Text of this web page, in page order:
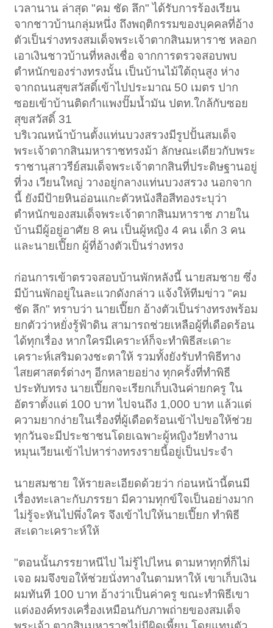
เวลานาน ล่าสุด "คม ชัด ลึก" ได้รับการร้องเรียน
จากชาวบ้านกลุ่มหนึ่ง ถึงพฤติกรรมของบุคคลที่อ้าง
ตัวเป็นร่างทรงสมเด็จพระเจ้าตากสินมหาราช หลอก
เอาเงินชาวบ้านที่หลงเชื่อ จากการตรวจสอบพบ
ตำหนักของร่างทรงนั้น เป็นบ้านไม้ใต้ถุนสูง ห่าง
จากถนนสุขสวัสดิ์เข้าไปประมาณ 50 เมตร ปาก
ซอยเข้าบ้านติดกำแพงปั๊มน้ำมัน ปตท.ใกล้กับซอย
สุขสวัสดิ์ 31
บริเวณหน้าบ้านตั้งแท่นบวงสรวงมีรูปปั้นสมเด็จ
พระเจ้าตากสินมหาราชทรงม้า ลักษณะเดียวกับพระ
ราชานุสาวรีย์สมเด็จพระเจ้าตากสินที่ประดิษฐานอยู่
ที่วง เวียนใหญ่ วางอยู่กลางแท่นบวงสรวง นอกจาก
นี้ ยังมีป้ายหินอ่อนแกะตัวหนังสือสีทองระบุว่า
ตำหนักของสมเด็จพระเจ้าตากสินมหาราช ภายใน
บ้านมีผู้อยู่อาศัย 8 คน เป็นผู้หญิง 4 คน เด็ก 3 คน
และนายเปี๊ยก ผู้ที่อ้างตัวเป็นร่างทรง
ก่อนการเข้าตรวจสอบบ้านพักหลังนี้ นายสมชาย ซึ่ง
มีบ้านพักอยู่ในละแวกดังกล่าว แจ้งให้ทีมข่าว "คม
ชัด ลึก" ทราบว่า นายเปี๊ยก อ้างตัวเป็นร่างทรงพร้อม
ยกตัวว่าหยั่งรู้ฟ้าดิน สามารถช่วยเหลือผู้ที่เดือดร้อน
ได้ทุกเรื่อง หากใครมีเคราะห์ก็จะทำพิธีสะเดาะ
เคราะห์เสริมดวงชะตาให้ รวมทั้งยังรับทำพิธีทาง
ไสยศาสตร์ต่างๆ อีกหลายอย่าง ทุกครั้งที่ทำพิธี
ประทับทรง นายเปี๊ยกจะเรียกเก็บเงินค่ายกครู ใน
อัตราตั้งแต่ 100 บาท ไปจนถึง 1,000 บาท แล้วแต่
ความยากง่ายในเรื่องที่ผู้เดือดร้อนเข้าไปขอให้ช่วย
ทุกวันจะมีประชาชนโดยเฉพาะผู้หญิงวัยทำงาน
หมุนเวียนเข้าไปหาร่างทรงรายนี้อยู่เป็นประจำ
นายสมชาย ให้รายละเอียดด้วยว่า ก่อนหน้านี้ตนมี
เรื่องทะเลาะกับภรรยา มีความทุกข์ใจเป็นอย่างมาก
ไม่รู้จะหันไปพึ่งใคร จึงเข้าไปให้นายเปี๊ยก ทำพิธี
สะเดาะเคราะห์ให้
"ตอนนั้นภรรยาหนีไป ไม่รู้ไปไหน ตามหาทุกที่ก็ไม่
เจอ ผมจึงขอให้ช่วยนั่งทางในตามหาให้ เขาเก็บเงิน
ผมทันที 100 บาท อ้างว่าเป็นค่าครู ขณะทำพิธีเขา
แต่งองค์ทรงเครื่องเหมือนกับภาพถ่ายของสมเด็จ